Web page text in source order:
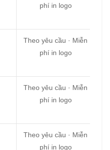
phí in logo
Theo yêu cầu · Miễn
phí in logo
Theo yêu cầu · Miễn
phí in logo
Theo yêu cầu · Miễn
phí in logo